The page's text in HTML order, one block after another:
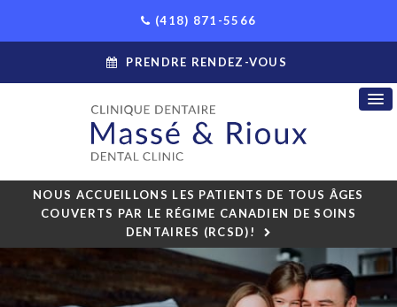
(418) 871-5566
PRENDRE RENDEZ-VOUS
NOUS ACCUEILLONS LES PATIENTS DE TOUS ÂGES
COUVERTS PAR LE RÉGIME CANADIEN DE SOINS
DENTAIRES (RCSD)!